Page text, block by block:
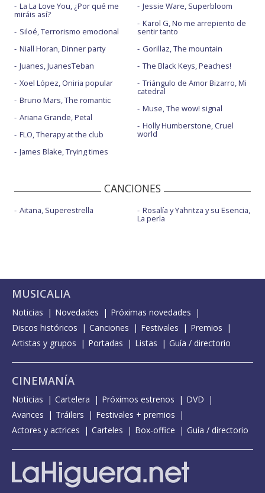
La La Love You, ¿Por qué me
miráis así?
Siloé, Terrorismo emocional
Niall Horan, Dinner party
Juanes, JuanesTeban
Xoel López, Oniria popular
Bruno Mars, The romantic
Ariana Grande, Petal
FLO, Therapy at the club
James Blake, Trying times
Jessie Ware, Superbloom
Karol G, No me arrepiento de
sentir tanto
Gorillaz, The mountain
The Black Keys, Peaches!
Triángulo de Amor Bizarro, Mi
catedral
Muse, The wow! signal
Holly Humberstone, Cruel
world
CANCIONES
Aitana, Superestrella Rosalía y Yahritza y su Esencia,
La perla
MUSICALIA
Noticias Novedades
Próximas novedades
Discos históricos
Canciones Festivales
Premios
Artistas y grupos
Portadas Listas Guía / directorio
CINEMANÍA
Noticias Cartelera Próximos estrenos
DVD
Avances
Tráilers
Festivales + premios
Actores y actrices
Carteles Box-office Guía / directorio